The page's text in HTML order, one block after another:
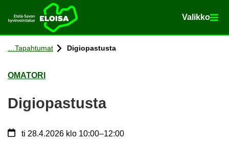
Etusi­vu Va­lik­ko
Va­lik­ko
Siir­ry si­säl­töön
Ta­pah­tu­mat Di­gio­pas­tus­ta
OMA­TO­RI
Di­gio­pas­tus­ta
ti 28.4.2026 klo 10:00–12:00